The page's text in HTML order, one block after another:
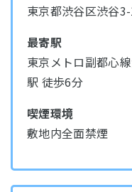
東京都渋谷区渋谷
最寄駅
東京メトロ副都心
駅 徒歩6分
喫煙環境
敷地内全面禁煙